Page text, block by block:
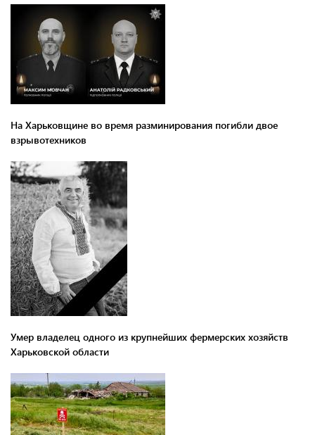
На Харьковщине во время разминирования погибли двое
взрывотехников
Умер владелец одного из крупнейших фермерских хозяйств
Харьковской области